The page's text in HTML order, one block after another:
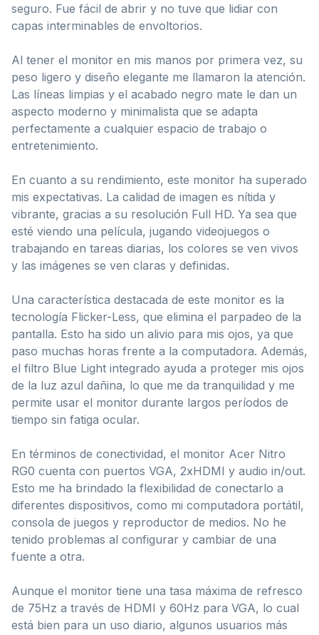
seguro. Fue fácil de abrir y no tuve que lidiar con
capas interminables de envoltorios.
Al tener el monitor en mis manos por primera vez, su
peso ligero y diseño elegante me llamaron la atención.
Las líneas limpias y el acabado negro mate le dan un
aspecto moderno y minimalista que se adapta
perfectamente a cualquier espacio de trabajo o
entretenimiento.
En cuanto a su rendimiento, este monitor ha superado
mis expectativas. La calidad de imagen es nítida y
vibrante, gracias a su resolución Full HD. Ya sea que
esté viendo una película, jugando videojuegos o
trabajando en tareas diarias, los colores se ven vivos
y las imágenes se ven claras y definidas.
Una característica destacada de este monitor es la
tecnología Flicker-Less, que elimina el parpadeo de la
pantalla. Esto ha sido un alivio para mis ojos, ya que
paso muchas horas frente a la computadora. Además,
el filtro Blue Light integrado ayuda a proteger mis ojos
de la luz azul dañina, lo que me da tranquilidad y me
permite usar el monitor durante largos períodos de
tiempo sin fatiga ocular.
En términos de conectividad, el monitor Acer Nitro
RG0 cuenta con puertos VGA, 2xHDMI y audio in/out.
Esto me ha brindado la flexibilidad de conectarlo a
diferentes dispositivos, como mi computadora portátil,
consola de juegos y reproductor de medios. No he
tenido problemas al configurar y cambiar de una
fuente a otra.
Aunque el monitor tiene una tasa máxima de refresco
de 75Hz a través de HDMI y 60Hz para VGA, lo cual
está bien para un uso diario, algunos usuarios más